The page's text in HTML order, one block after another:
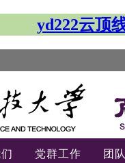
yd222云顶
党群工作 团